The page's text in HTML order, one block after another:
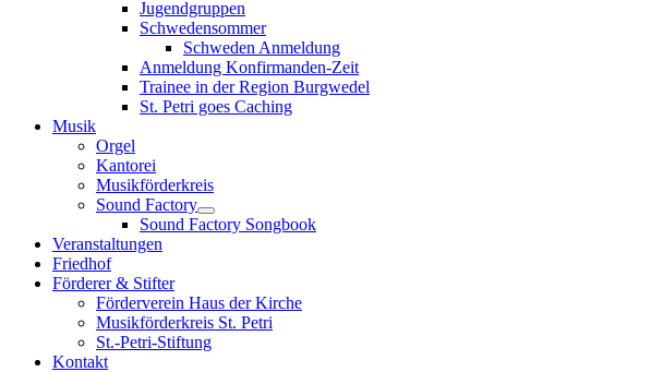
Jugendgruppen
Schwedensommer
Schweden Anmeldung
Anmeldung Konfirmanden-Zeit
Trainee in der Region Burgwedel
St. Petri goes Caching
Musik
Orgel
Kantorei
Musikförderkreis
Sound Factory
Sound Factory Songbook
Veranstaltungen
Friedhof
Förderer & Stifter
Förderverein Haus der Kirche
Musikförderkreis St. Petri
St.-Petri-Stiftung
Kontakt